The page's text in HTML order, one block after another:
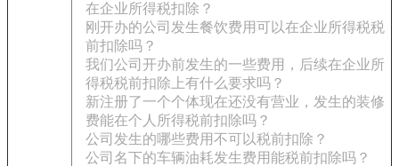
在企业所得税扣除？
刚开办的公司发生餐饮费用可以在企业所得税税
前扣除吗？
我们公司开办前发生的一些费用，后续在企业所
得税税前扣除上有什么要求吗？
新注册了一个个体现在还没有营业，发生的装修
费能在个人所得税前扣除吗？
公司发生的哪些费用不可以税前扣除？
公司名下的车辆油耗发生费用能税前扣除吗？